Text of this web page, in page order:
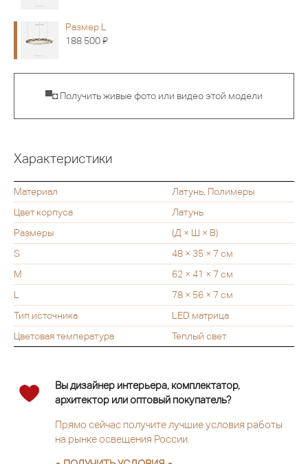
Размер L
188 500Я
▀◘ Получить живые фото или видео этой модели
Характеристики
Материал
Латунь, Полимеры
Цвет корпуса
Латунь
Размеры
(Д × Ш × В)
S
48 × 35 × 7 см
M
62 × 41 × 7 см
L
78 × 56 × 7 см
Тип источника
LED матрица
Цветовая температура
Теплый свет
Вы дизайнер интерьера, комплектатор,
архитектор или оптовый покупатель?
Прямо сейчас получите лучшие условия работы
на рынке освещения России.